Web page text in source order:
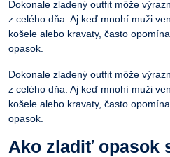
Dokonale zladený outfit môže
z celého dňa. Aj keď mnohí muži
košele alebo kravaty, často
opasok.
Dokonale zladený outfit môže
z celého dňa. Aj keď mnohí muži
košele alebo kravaty, často
opasok.
Ako zladiť opasok